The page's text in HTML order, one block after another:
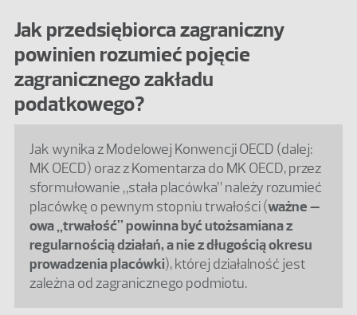
Jak przedsiębiorca zagraniczny
powinien rozumieć pojęcie
zagranicznego zakładu
podatkowego?
Jak wynika z Modelowej Konwencji OECD (dalej:
MK OECD) oraz z Komentarza do MK OECD, przez
sformułowanie „stała placówka” należy rozumieć
placówkę o pewnym stopniu trwałości (ważne –
owa „trwałość” powinna być utożsamiana z
regularnością działań, a nie z długością okresu
prowadzenia placówki), której działalność jest
zależna od zagranicznego podmiotu.